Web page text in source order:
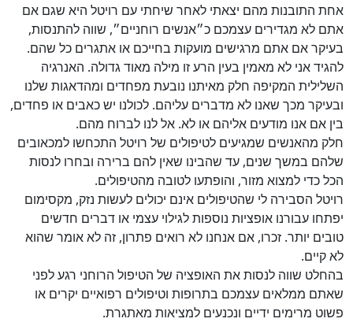
אחת התובנות מהם יצאתי לאחר שיחתי עם רויטל היא שגם אם
אתם לא מגדירים עצמכם כ״אנשים רוחניים״, שווה להתנסות,
בעיקר אם אתם מרגישים מועקות בחייכם או אתגרים כל שהם.
להגיד אני לא מאמין בעין הרע זו מילה מאוד גדולה. האנרגיה
השלילית המקיפה חלק מאיתנו נובעת מפחדים ומהדאגות שלנו
ובעיקר מכך שאנו לא מדברים עליהם. לכולנו יש כאבים או פחדים,
בין אם אנו מודעים אליהם או לא. אל לנו לברוח מהם.
חלק מהאנשים שמגיעים לטיפולים של רויטל התכחשו למכאובים
שלהם במשך שנים, עד שהבינו שאין להם ברירה ובחרו לנסות
הכל כדי למצוא מזור, והופתעו לטובה מהטיפולים.
רויטל הסבירה לי שהטיפולים אינם יכולים לעשות נזק, מקסימום
יפתחו עבורנו אופציות נוספות לגילוי עצמי או דברים חדשים
טובים יותר. זכרו, אם אנחנו לא רואים פתרון, זה לא אומר שהוא
לא קיים.
בהחלט שווה לנסות את האופציה של הטיפול הרוחני רגע לפני
שאתם ממלאים עצמכם בתרופות וטיפולים רפואיים יקרים או
פשוט מרימים ידיים ונכנעים למציאות מאתגרת.